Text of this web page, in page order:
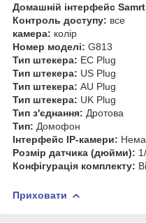
Домашній інтерфейс
Контроль доступу: все
камера: колір
Номер моделі: G813
Тип штекера: ЕС Plug
Тип штекера: US Plug
Тип штекера: AU Plug
Тип штекера: UK Plug
Тип з'єднання: Дротова
Тип: Домофон
Інтерфейс IP-камери:
Розмір датчика (дюйми):
Конфігурація комплекту:
Приховати